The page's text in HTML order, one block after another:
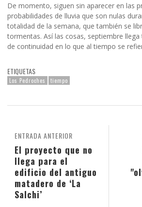
De momento, siguen sin aparecer en las
probabilidades de lluvia que son nulas
totalidad de la semana, que también se
tormentas. Así las cosas, septiembre
de continuidad en lo que al tiempo se
ETIQUETAS
Los Pedroches tiempo
ENTRADA ANTERIOR
El proyecto que no
llega para el
edificio del antiguo
matadero de ‘La
Salchi’